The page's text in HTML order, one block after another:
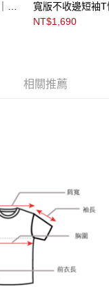
淺
寬版不收邊短袖
紫褐
NT$1,690
相關推薦